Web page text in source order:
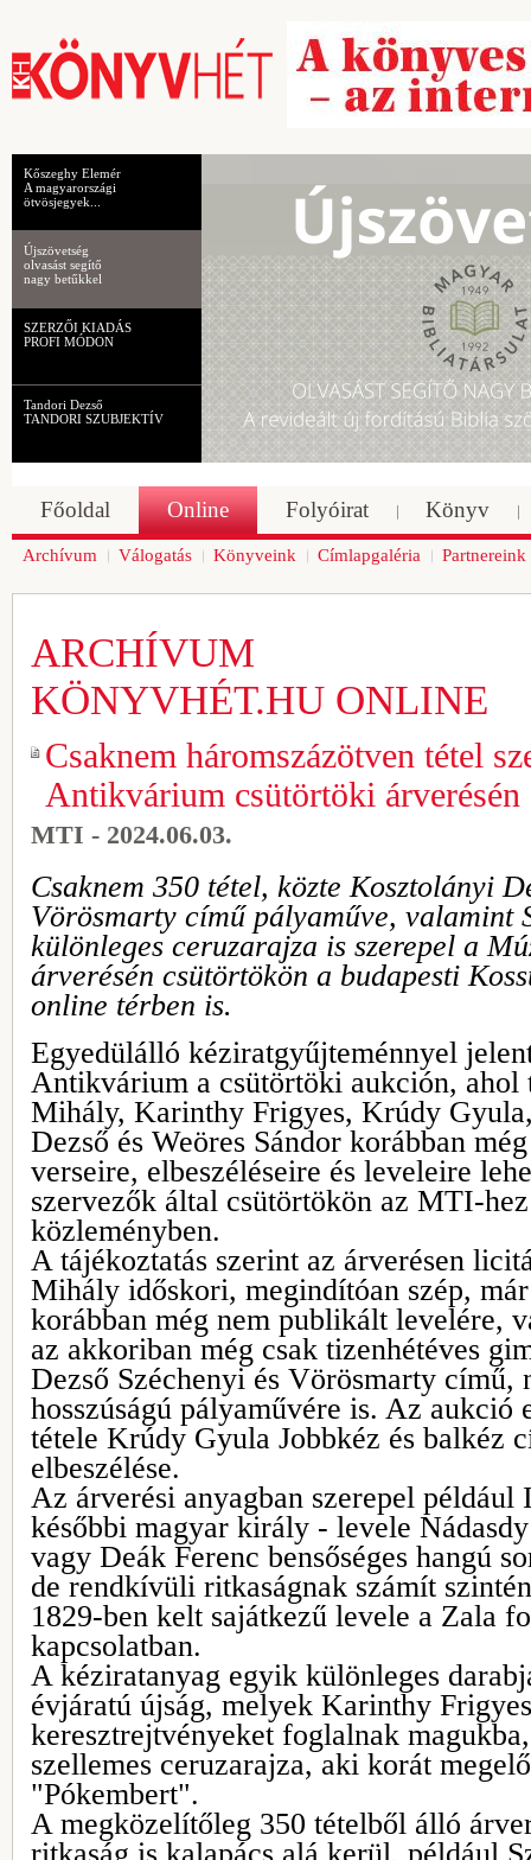
Kőszeghy Elemér
A magyarországi
ötvösjegyek...
Újszövetség
olvasást segítő
nagy betűkkel
SZERZŐI KIADÁS
PROFI MÓDON
Tandori Dezső
TANDORI SZUBJEKTÍV
Főoldal Online Folyóirat Könyv
Archívum Válogatás Könyveink Címlapgaléria Partnereink
ARCHÍVUM
KÖNYVHÉT.HU ONLINE
Csaknem háromszázötven tétel
Antikvárium csütörtöki árverésén
MTI - 2024.06.03.
Csaknem 350 tétel, közte Kosztolányi
Vörösmarty című pályaműve, valamint
különleges ceruzarajza is szerepel a
árverésén csütörtökön a budapesti
online térben is.
Egyedülálló kéziratgyűjteménnyel
Antikvárium a csütörtöki aukción, ahol
Mihály, Karinthy Frigyes, Krúdy
Dezső és Weöres Sándor korábban
verseire, elbeszéléseire és leveleire
szervezők által csütörtökön az MTI-
közleményben.
A tájékoztatás szerint az árverésen
Mihály időskori, megindítóan szép,
korábban még nem publikált levelére,
az akkoriban még csak tizenhétéves
Dezső Széchenyi és Vörösmarty című,
hosszúságú pályaművére is. Az aukció
tétele Krúdy Gyula Jobbkéz és balkéz
elbeszélése.
Az árverési anyagban szerepel
későbbi magyar király - levele
vagy Deák Ferenc bensőséges hangú
de rendkívüli ritkaságnak számít
1829-ben kelt sajátkezű levele a Zala
kapcsolatban.
A kéziratanyag egyik különleges
évjáratú újság, melyek Karinthy
keresztrejtvényeket foglalnak
szellemes ceruzarajza, aki korát
"Pókembert".
A megközelítőleg 350 tételből álló
ritkaság is kalapács alá kerül, például